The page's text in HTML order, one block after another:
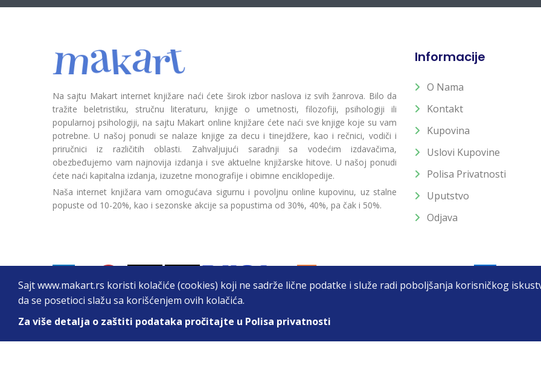
Sajt www.makart.rs koristi kolačiće (cookies) koji ne sadrže lične podatke i služe radi poboljšanja korisničkog
da se posetioci slažu sa korišćenjem ovih kolačića.
Za više detalja o zaštiti podataka pročitajte u Polisa privatnosti
Na sajtu Makart internet knjižare naći ćete širok izbor naslova iz svih žanrova. Bilo da
tražite beletristiku, stručnu literaturu, knjige o umetnosti, filozofiji, psihologiji ili
popularnoj psihologiji, na sajtu Makart online knjižare ćete naći sve knjige koje su vam
potrebne. U našoj ponudi se nalaze knjige za decu i tinejdžere, kao i rečnici, vodiči i
priručnici iz različitih oblasti. Zahvaljujući saradnji sa vodećim izdavačima,
obezbeđujemo vam najnovija izdanja i sve aktuelne knjižarske hitove. U našoj ponudi
ćete naći kapitalna izdanja, izuzetne monografije i obimne enciklopedije.
Naša internet knjižara vam omogućava sigurnu i povoljnu online kupovinu, uz stalne
popuste od 10-20%, kao i sezonske akcije sa popustima od 30%, 40%, pa čak i 50%.
Informacije
O Nama
Kontakt
Kupovina
Uslovi Kupovine
Polisa Privatnosti
Uputstvo
Odjava